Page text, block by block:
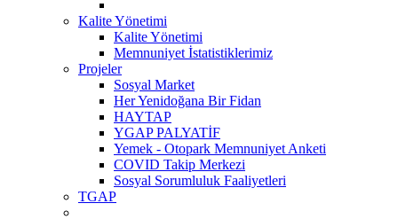
Kalite Yönetimi
Kalite Yönetimi
Memnuniyet İstatistiklerimiz
Projeler
Sosyal Market
Her Yenidoğana Bir Fidan
HAYTAP
YGAP PALYATİF
Yemek - Otopark Memnuniyet Anketi
COVID Takip Merkezi
Sosyal Sorumluluk Faaliyetleri
TGAP